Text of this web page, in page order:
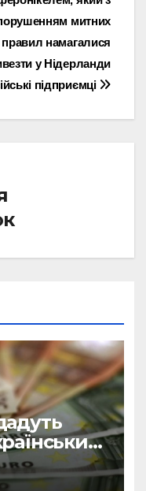
митних
правил намагалися
у Нідерланди
підприємці